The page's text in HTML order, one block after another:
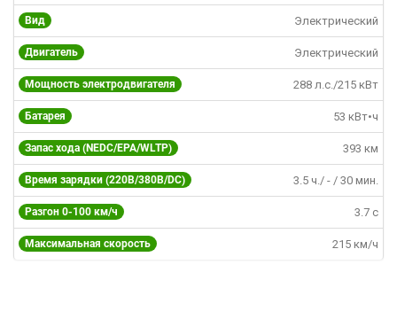
Вид Электрический
Двигатель Электрический
Мощность электродвигателя 288 л.с./215 кВт
Батарея 53 кВт•ч
Запас хода (NEDC/EPA/WLTP) 393 км
Время зарядки (220В/380B/DC) 3.5 ч./ - / 30 мин.
Разгон 0-100 км/ч 3.7 c
Максимальная скорость 215 км/ч